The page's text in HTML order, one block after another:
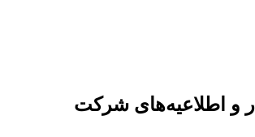
و اطلاعیه‌های شرکت